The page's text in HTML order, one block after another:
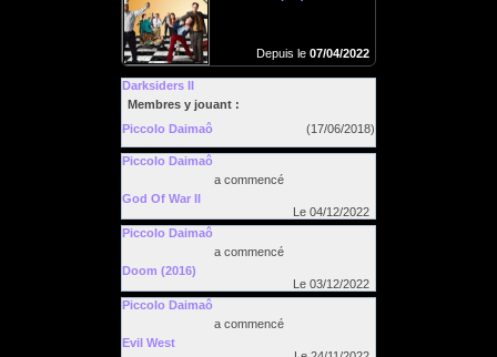
Depuis le 07/04/2022
Darksiders II
Membres y jouant :
Piccolo Daimaô
(17/06/2018)
Piccolo Daimaô
a commencé
God Of War II
Le 04/12/2022
Piccolo Daimaô
a commencé
Doom (2016)
Le 03/12/2022
Piccolo Daimaô
a commencé
Evil West